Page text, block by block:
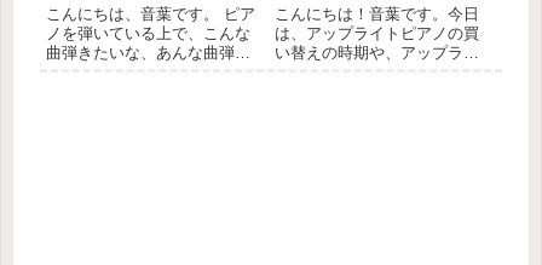
こんにちは、音葉です。 ピア
ノを弾いている上で、こんな
曲弾きたいな、あんな曲弾い
こんにちは！音葉です。今日
は、アップライトピアノの買
い替えの時期や、アップライ